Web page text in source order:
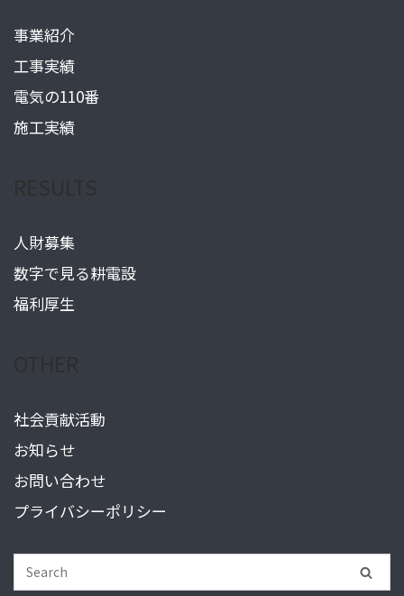
事業紹介
工事実績
電気の110番
施工実績
人財募集
数字で見る耕電設
福利厚生
社会貢献活動
お知らせ
お問い合わせ
プライバシーポリシー